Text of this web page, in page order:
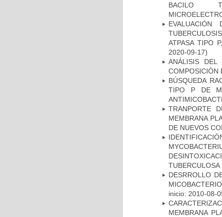
BACILO
ATPASA TIPO
2020-09-17)
ANÁLISIS DEL
COMPOSICIÓN
BÚSQUEDA
TIPO P DE
TRANPORTE
MEMBRANA
DE NUEVOS
TUBERCULOSA
DESRROLLO
inicio: 2010-08-
MEMBRANA